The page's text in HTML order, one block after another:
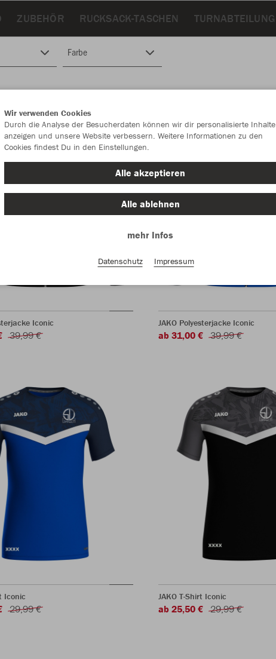
ZUBEHÖR RUCKSACK-TASCHEN TURNABTEILUNG
Farbe
Iconic
39,99 €
JAKO Polyesterjacke Iconic
ab 31,00 € 39,99 €
Iconic
29,99 €
JAKO T-Shirt Iconic
ab 25,50 € 29,99 €
Wir verwenden Cookies
Durch die Analyse der Besucherdaten können wir dir personalisierte Inhalte
anzeigen und unsere Website verbessern. Weitere Informationen zu den
Cookies findest Du in den Einstellungen.
Alle akzeptieren
Alle ablehnen
mehr Infos
Datenschutz Impressum